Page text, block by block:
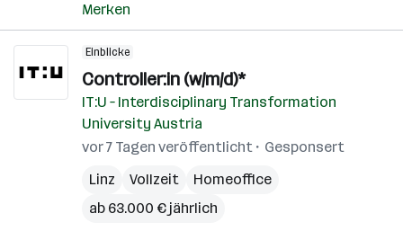
Merken
Einblicke
Controller:in (w/m/d)*
IT:U – Interdisciplinary Transformation
University Austria
vor 7 Tagen veröffentlicht
Gesponsert
Linz
Vollzeit
Homeoffice
ab 63.000 € jährlich